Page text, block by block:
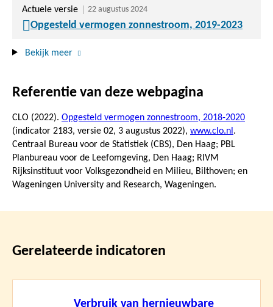
Actuele versie 22 augustus 2024
Opgesteld vermogen zonnestroom, 2019-2023
Bekijk meer
Referentie van deze webpagina
CLO (2022). Opgesteld vermogen zonnestroom, 2018-2020
(indicator 2183, versie 02, 3 augustus 2022), www.clo.nl .
Centraal Bureau voor de Statistiek (CBS), Den Haag; PBL
Planbureau voor de Leefomgeving, Den Haag; RIVM
Rijksinstituut voor Volksgezondheid en Milieu, Bilthoven; en
Wageningen University and Research, Wageningen.
Gerelateerde indicatoren
Verbruik van hernieuwbare